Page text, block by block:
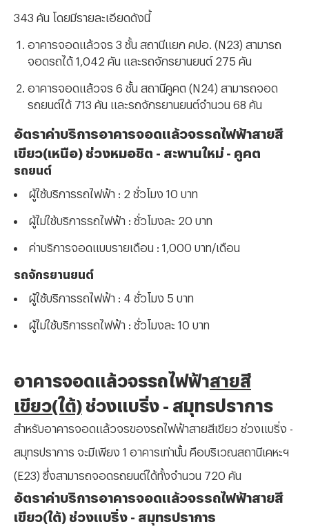
343 คัน โดยมีรายละเอียดดังนี้
อาคารจอดแล้วจร 3 ชั้น สถานีแยก คปอ. (N23) สามารถ
จอดรถได้ 1,042 คัน และรถจักรยานยนต์ 275 คัน
อาคารจอดแล้วจร 6 ชั้น สถานีคูคต (N24) สามารถจอด
รถยนต์ได้ 713 คัน และรถจักรยานยนต์จำนวน 68 คัน
อัตราค่าบริการอาคารจอดแล้วจรรถไฟฟ้าสายสี
เขียว(เหนือ) ช่วงหมอชิต - สะพานใหม่ - คูคต
รถยนต์
ผู้ใช้บริการรถไฟฟ้า : 2 ชั่วโมง 10 บาท
ผู้ไม่ใช้บริการรถไฟฟ้า : ชั่วโมงละ 20 บาท
ค่าบริการจอดแบบรายเดือน : 1,000 บาท/เดือน
รถจักรยานยนต์
ผู้ใช้บริการรถไฟฟ้า : 4 ชั่วโมง 5 บาท
ผู้ไม่ใช้บริการรถไฟฟ้า : ชั่วโมงละ 10 บาท
อาคารจอดแล้วจรรถไฟฟ้าสายสี
เขียว(ใต้) ช่วงแบริ่ง - สมุทรปราการ
สำหรับอาคารจอดแล้วจรของรถไฟฟ้าสายสีเขียว ช่วงแบริ่ง -
สมุทรปราการ จะมีเพียง 1 อาคารเท่านั้น คือบริเวณสถานีเคหะฯ
(E23) ซึ่งสามารถจอดรถยนต์ได้ทั้งจำนวน 720 คัน
อัตราค่าบริการอาคารจอดแล้วจรรถไฟฟ้าสายสี
เขียว(ใต้) ช่วงแบริ่ง - สมุทรปราการ